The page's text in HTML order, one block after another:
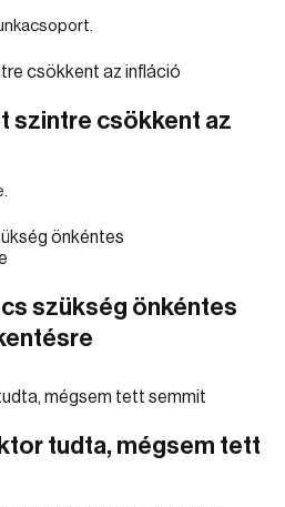
szintre csökkent az
szükség önkéntes
tudta, mégsem tett